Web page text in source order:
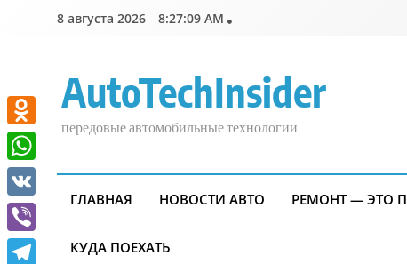
8 августа 2026 8:27:11 AM
AutoTechInsider
передовые автомобильные технологии
ГЛАВНАЯ НОВОСТИ АВТО РЕМОНТ — ЭТО
КУДА ПОЕХАТЬ
Odnoklassniki
WhatsApp
VK
Viber